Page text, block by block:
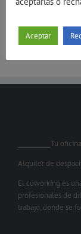
___________Tu
Alquiler de
El coworking es
profesionales de
trabajo, donde se
Aceptar